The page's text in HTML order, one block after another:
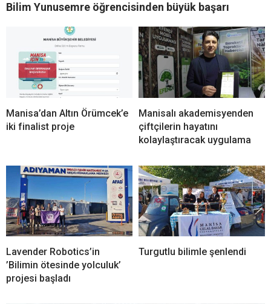
Bilim Yunusemre öğrencisinden büyük başarı
Manisa’dan Altın Örümcek’e
iki finalist proje
Manisalı akademisyenden
çiftçilerin hayatını
kolaylaştıracak uygulama
Lavender Robotics’in
’Bilimin ötesinde yolculuk’
projesi başladı
Turgutlu bilimle şenlendi